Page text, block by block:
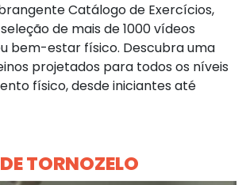
Catálogo de Exercícios,
de mais de 1000 vídeos
bem-estar físico. Descubra uma
projetados para todos os níveis
físico, desde iniciantes até
TORNOZELO